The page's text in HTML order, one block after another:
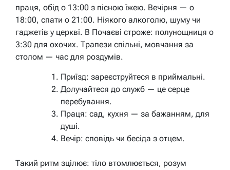
праця, обід о 13:00 з пісною їжею. Вечірня — о
18:00, спати о 21:00. Ніякого алкоголю, шуму чи
гаджетів у церкві. В Почаєві строже: полунощниця о
3:30 для охочих. Трапези спільні, мовчання за
столом — час для роздумів.
Приїзд: зареєструйтеся в приймальні.
Долучайтеся до служб — це серце
перебування.
Праця: сад, кухня — за бажанням, для
душі.
Вечір: сповідь чи бесіда з отцем.
Такий ритм зцілює: тіло втомлюється, розум